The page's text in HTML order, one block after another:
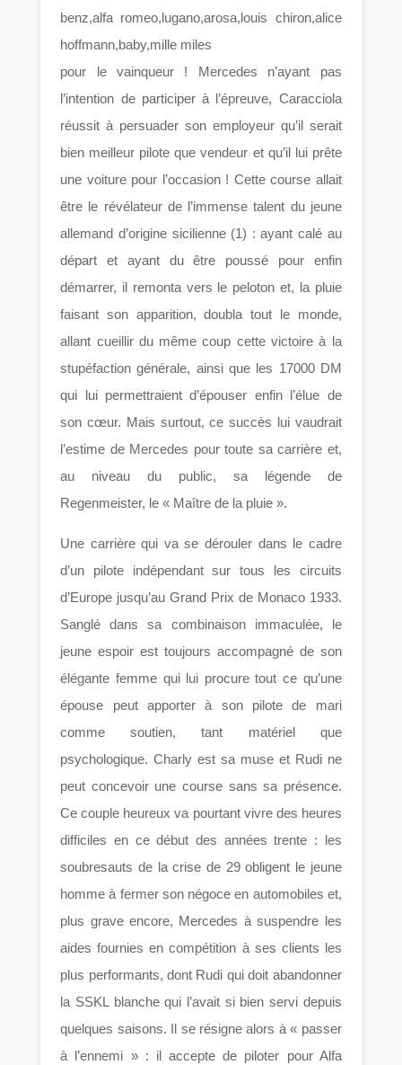
pour le vainqueur ! Mercedes n’ayant pas
l’intention de participer à l’épreuve, Caracciola
réussit à persuader son employeur qu’il serait
bien meilleur pilote que vendeur et qu’il lui prête
une voiture pour l’occasion ! Cette course allait
être le révélateur de l’immense talent du jeune
allemand d’origine sicilienne (1) : ayant calé au
départ et ayant du être poussé pour enfin
démarrer, il remonta vers le peloton et, la pluie
faisant son apparition, doubla tout le monde,
allant cueillir du même coup cette victoire à la
stupéfaction générale, ainsi que les 17000 DM
qui lui permettraient d’épouser enfin l’élue de
son cœur. Mais surtout, ce succès lui vaudrait
l’estime de Mercedes pour toute sa carrière et,
au niveau du public, sa légende de
Regenmeister, le « Maître de la pluie ».
Une carrière qui va se dérouler dans le cadre
d’un pilote indépendant sur tous les circuits
d’Europe jusqu’au Grand Prix de Monaco 1933.
Sanglé dans sa combinaison immaculée, le
jeune espoir est toujours accompagné de son
élégante femme qui lui procure tout ce qu’une
épouse peut apporter à son pilote de mari
comme soutien, tant matériel que
psychologique. Charly est sa muse et Rudi ne
peut concevoir une course sans sa présence.
Ce couple heureux va pourtant vivre des heures
difficiles en ce début des années trente : les
soubresauts de la crise de 29 obligent le jeune
homme à fermer son négoce en automobiles et,
plus grave encore, Mercedes à suspendre les
aides fournies en compétition à ses clients les
plus performants, dont Rudi qui doit abandonner
la SSKL blanche qui l’avait si bien servi depuis
quelques saisons. Il se résigne alors à « passer
à l’ennemi » : il accepte de piloter pour Alfa